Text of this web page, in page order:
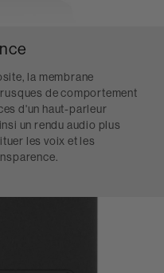
la membrane
de comportement
d'un haut-parleur
un rendu audio plus
les voix et les